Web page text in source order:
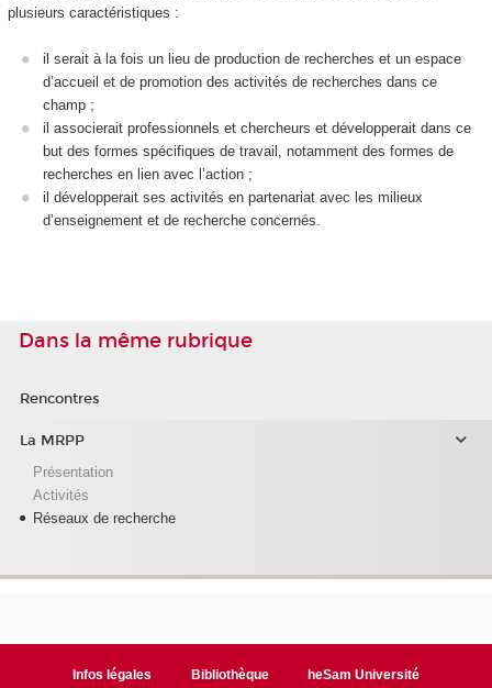
plusieurs caractéristiques :
il serait à la fois un lieu de production de recherches et un espace
d’accueil et de promotion des activités de recherches dans ce
champ ;
il associerait professionnels et chercheurs et développerait dans ce
but des formes spécifiques de travail, notamment des formes de
recherches en lien avec l’action ;
il développerait ses activités en partenariat avec les milieux
d’enseignement et de recherche concernés.
Dans la même rubrique
Rencontres
La MRPP
Présentation
Activités
Réseaux de recherche
Infos légales Bibliothèque heSam Université